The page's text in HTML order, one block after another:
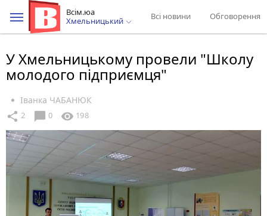
Всім.юа
Хмельницький
Всі новини Обговорення
У Хмельницькому провели "Школу
молодого підприємця"
Іванка ЧАБАНЮК
share 2 chat_bubble 0 visibility 198